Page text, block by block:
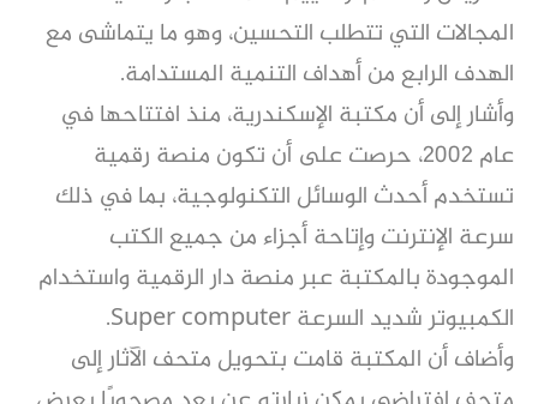
المجالات التي تتطلب التحسين، وهو ما يتماشى مع
الهدف الرابع من أهداف التنمية المستدامة.
وأشار إلى أن مكتبة الإسكندرية، منذ افتتاحها في
عام 2002، حرصت على أن تكون منصة رقمية
تستخدم أحدث الوسائل التكنولوجية، بما في ذلك
سرعة الإنترنت وإتاحة أجزاء من جميع الكتب
الموجودة بالمكتبة عبر منصة دار الرقمية واستخدام
الكمبيوتر شديد السرعة Super computer.
وأضاف أن المكتبة قامت بتحويل متحف الآثار إلى